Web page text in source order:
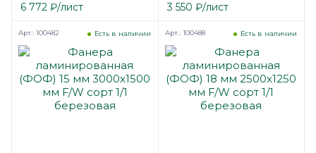
6 772 ₽/лист 3 550 ₽/лист
Есть в наличии
Арт.: 100482 Есть в наличии
Арт.: 100488